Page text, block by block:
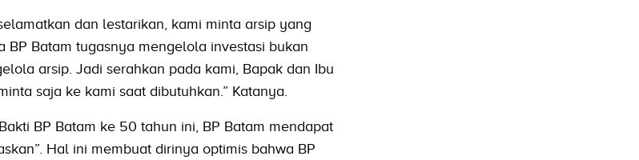
dan lestarikan, kami minta arsip yang
BP Batam tugasnya mengelola investasi bukan
arsip. Jadi serahkan pada kami, Bapak dan Ibu
saja ke kami saat dibutuhkan.” Katanya.
BP Batam ke 50 tahun ini, BP Batam mendapat
Hal ini membuat dirinya optimis bahwa BP